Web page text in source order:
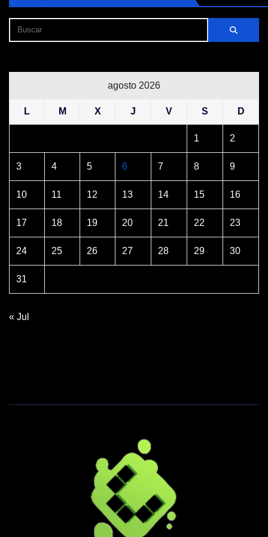
agosto 2026
L M X J V S D
1 2
3 4 5 6 7 8 9
10 11 12 13 14 15 16
17 18 19 20 21 22 23
24 25 26 27 28 29 30
31
« Jul